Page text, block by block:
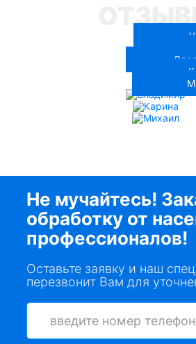
Не мучайтесь!
обработку от
профессионалов!
Оставьте заявку и наш
перезвонит Вам для